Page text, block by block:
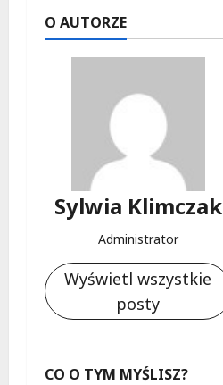
O AUTORZE
Sylwia Klimczak
Administrator
Wyświetl wszystkie
posty
CO O TYM MYŚLISZ?